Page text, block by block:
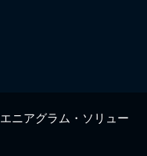
ニアグラム・ソリュー